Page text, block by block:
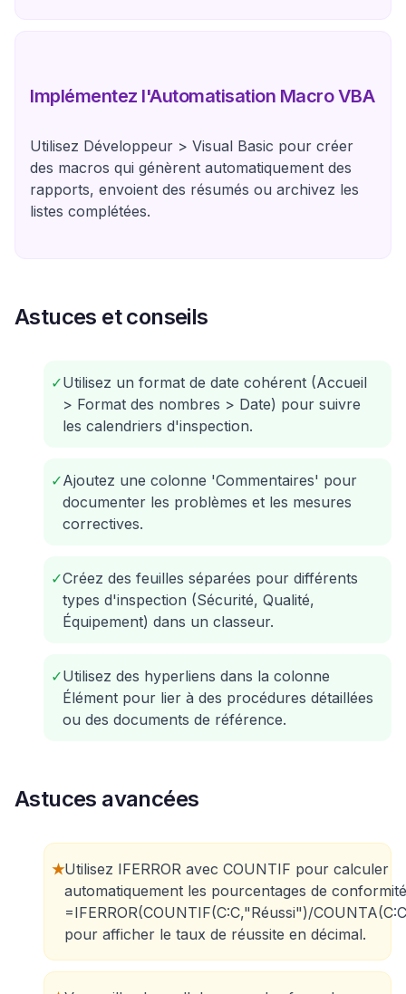
Implémentez l'Automatisation Macro VBA
Utilisez Développeur > Visual Basic pour créer
des macros qui génèrent automatiquement des
rapports, envoient des résumés ou archivez les
listes complétées.
Astuces et conseils
✓Utilisez un format de date cohérent (Accueil
> Format des nombres > Date) pour suivre
les calendriers d'inspection.
✓Ajoutez une colonne 'Commentaires' pour
documenter les problèmes et les mesures
correctives.
✓Créez des feuilles séparées pour différents
types d'inspection (Sécurité, Qualité,
Équipement) dans un classeur.
✓Utilisez des hyperliens dans la colonne
Élément pour lier à des procédures détaillées
ou des documents de référence.
Astuces avancées
★Utilisez IFERROR avec COUNTIF pour calculer
automatiquement les pourcentages de
=IFERROR(COUNTIF(C:C,"Réussi")/
pour afficher le taux de réussite en décimal.